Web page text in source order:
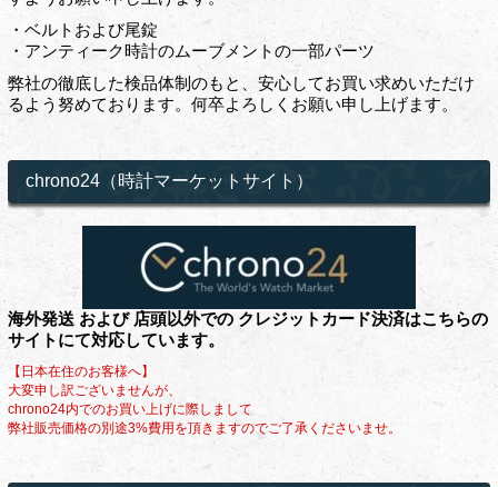
・ベルトおよび尾錠
・アンティーク時計のムーブメントの一部パーツ
弊社の徹底した検品体制のもと、安心してお買い求めいただけ
るよう努めております。何卒よろしくお願い申し上げます。
chrono24（時計マーケットサイト）
海外発送 および 店頭以外での クレジットカード決済はこちらの
サイトにて対応しています。
【日本在住のお客様へ】
大変申し訳ございませんが、
chrono24内でのお買い上げに際しまして
弊社販売価格の別途3%費用を頂きますのでご了承くださいませ。